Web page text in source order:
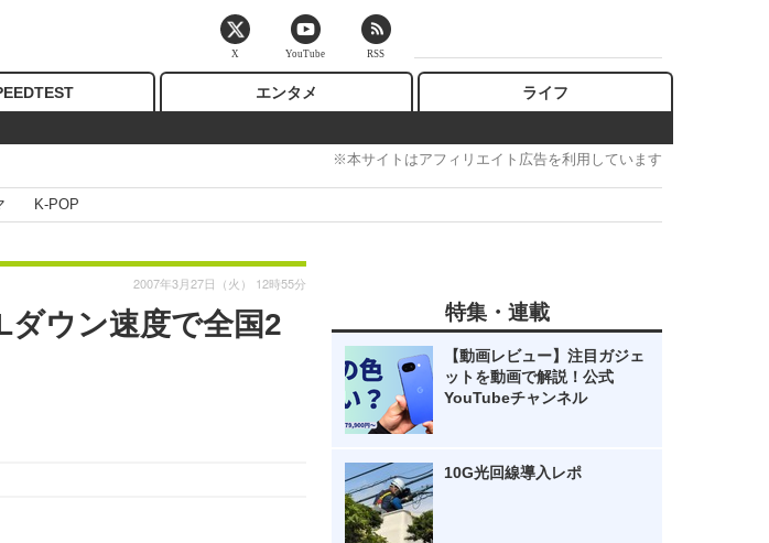
エンタメ ライフ
※本サイトはアフィリエイト広告を利用しています
K-POP
ダウン速度で全国2
2007年3月27日（火） 12時55分
特集・連載
【動画レビュー】注目ガジェ
ットを動画で解説！公式
YouTubeチャンネル
10G光回線導入レポ
X YouTube RSS